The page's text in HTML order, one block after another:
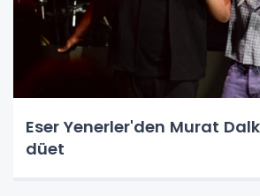
Eser Yenerler'den Murat
düet